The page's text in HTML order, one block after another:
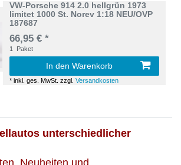
VW-Porsche 914 2.0 hellgrün 1973
limitet 1000 St. Norev 1:18 NEU/OVP
187687
66,95 € *
1 Paket
In den Warenkorb
*inkl. ges. MwSt. zzgl.Versandkosten
unterschiedlicher